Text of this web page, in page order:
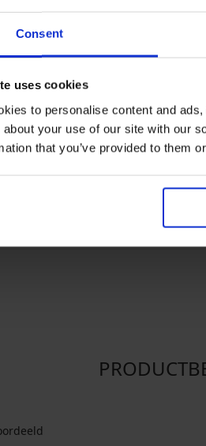
Consent
uses cookies
to personalise content and
about your use of our site with our
that you’ve provided to them
3+1 GRATIS
3PACK klassieke slips